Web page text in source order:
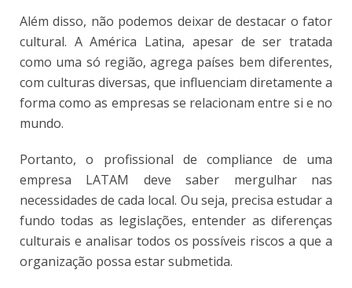
Além disso, não podemos deixar de destacar o fator
cultural. A América Latina, apesar de ser tratada
como uma só região, agrega países bem diferentes,
com culturas diversas, que influenciam diretamente a
forma como as empresas se relacionam entre si e no
mundo.
Portanto, o profissional de compliance de uma
empresa LATAM deve saber mergulhar nas
necessidades de cada local. Ou seja, precisa estudar a
fundo todas as legislações, entender as diferenças
culturais e analisar todos os possíveis riscos a que a
organização possa estar submetida.